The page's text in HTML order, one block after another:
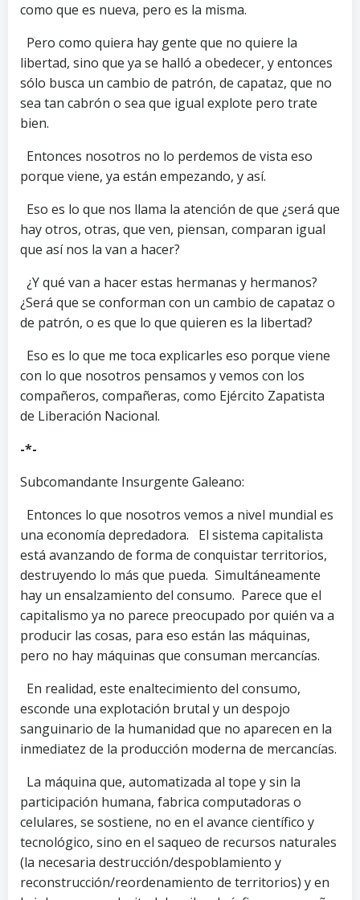
como que es nueva, pero es la misma.
Pero como quiera hay gente que no quiere la
libertad, sino que ya se halló a obedecer, y entonces
sólo busca un cambio de patrón, de capataz, que no
sea tan cabrón o sea que igual explote pero trate
bien.
Entonces nosotros no lo perdemos de vista eso
porque viene, ya están empezando, y así.
Eso es lo que nos llama la atención de que ¿será que
hay otros, otras, que ven, piensan, comparan igual
que así nos la van a hacer?
¿Y qué van a hacer estas hermanas y hermanos?
¿Será que se conforman con un cambio de capataz o
de patrón, o es que lo que quieren es la libertad?
Eso es lo que me toca explicarles eso porque viene
con lo que nosotros pensamos y vemos con los
compañeros, compañeras, como Ejército Zapatista
de Liberación Nacional.
-*-
Subcomandante Insurgente Galeano:
Entonces lo que nosotros vemos a nivel mundial es
una economía depredadora. El sistema capitalista
está avanzando de forma de conquistar territorios,
destruyendo lo más que pueda. Simultáneamente
hay un ensalzamiento del consumo. Parece que el
capitalismo ya no parece preocupado por quién va a
producir las cosas, para eso están las máquinas,
pero no hay máquinas que consuman mercancías.
En realidad, este enaltecimiento del consumo,
esconde una explotación brutal y un despojo
sanguinario de la humanidad que no aparecen en la
inmediatez de la producción moderna de mercancías.
La máquina que, automatizada al tope y sin la
participación humana, fabrica computadoras o
celulares, se sostiene, no en el avance científico y
tecnológico, sino en el saqueo de recursos naturales
(la necesaria destrucción/despoblamiento y
reconstrucción/reordenamiento de territorios) y en